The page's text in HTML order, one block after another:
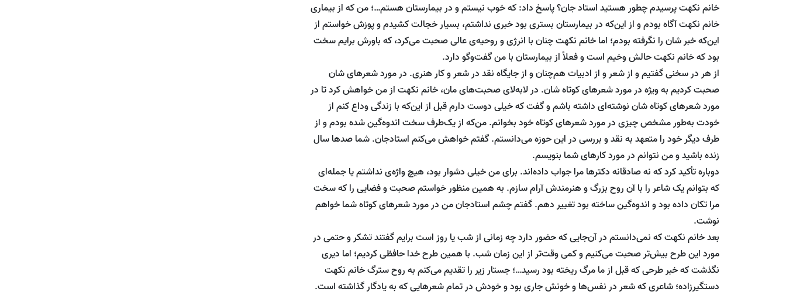
خانم نکهت پرسیدم چطور هستید استاد جان؟ پاسخ داد: که خوب نیستم و در بیمارستان هستم…؛ من که از بیماری
خانم نکهت آگاه بودم و از این‌که در بیمارستان بستری بود خبری نداشتم، بسیار خجالت کشیدم و پوزش خواستم از
این‌که خبر شان را نگرفته بودم؛ اما خانم نکهت چنان با انرژی و روحیه‌ی عالی صحبت می‌کرد، که باورش برایم سخت
بود که خانم نکهت حالش وخیم است و فعلاً از بیمارستان با من گفت‌وگو دارد.
از هر در سخنی گفتیم و از شعر و از ادبیات هم‌چنان و از جایگاه نقد در شعر و کار هنری. در مورد شعرهای شان
صحبت کردیم به ویژه در مورد شعرهای کوتاه شان. در لابه‌لای صحبت‌های مان، خانم نکهت از من خواهش کرد تا در
مورد شعرهای کوتاه شان نوشته‌ای داشته باشم و گفت که خیلی دوست دارم قبل از این‌که با زندگی وداع کنم از
خودت به‌طور مشخص چیزی در مورد شعرهای کوتاه خود بخوانم. من‌که از یک‌طرف سخت اندوه‌گین شده بودم و از
طرف دیگر خود را متعهد به نقد و بررسی در این حوزه می‌دانستم. گفتم خواهش می‌کنم استادجان. شما صدها سال
زنده باشید و من نتوانم در مورد کارهای شما بنویسم.
دوباره تأکید کرد که نه صادقانه دکترها مرا جواب داده‌اند. برای من خیلی دشوار بود، هیچ واژه‌ی نداشتم یا جمله‌ای
که بتوانم یک شاعر را با آن روح بزرگ و هنرمند‌ش آرام سازم. به همین منظور خواستم صحبت و فضایی را که سخت
مرا تکان داده بود و اندوه‌گین ساخته بود تغییر دهم. گفتم چشم استادجان من در مورد شعرهای کوتاه شما خواهم
نوشت.
بعد خانم نکهت که نمی‌دانستم در آن‌جایی که حضور دارد چه زمانی از شب یا روز است برایم گفتند تشکر و حتمی در
مورد این طرح‌ بیش‌تر صحبت می‌کنیم و کمی وقت‌تر از این زمان شب. با همین طرح خدا حافظی کردیم؛ اما دیری
نگذشت که خبر طرحی که قبل از ما مرگ ریخته بود رسید…؛ جستار زیر را تقدیم می‌کنم به روح سترگ خانم نکهت
دستگیرزاده؛ شاعری که شعر در نفس‌ها‌ و خونش جاری بود و خودش در تمام شعرهایی که به یادگار گذاشته است.